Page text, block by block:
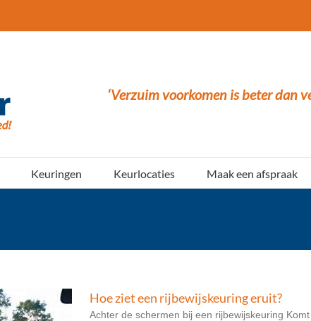
‘Verzuim voorkomen is beter dan
Keuringen Keurlocaties Maak een afspraak
Hoe ziet een rijbewijskeuring eruit?
Achter de schermen bij een rijbewijskeuring